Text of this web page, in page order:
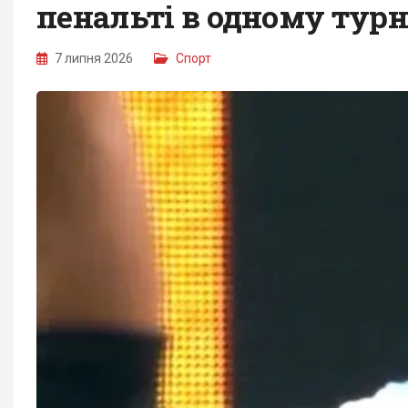
пенальті в одному
7 липня 2026 Спорт